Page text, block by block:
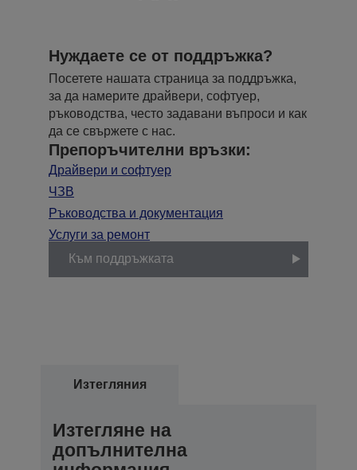
Нуждаете се от поддръжка?
Посетете нашата страница за поддръжка,
за да намерите драйвери, софтуер,
ръководства, често задавани въпроси и как
да се свържете с нас.
Препоръчителни връзки:
Драйвери и софтуер
ЧЗВ
Ръководства и документация
Услуги за ремонт
Към поддръжката
Изтегляния
Изтегляне на
допълнителна